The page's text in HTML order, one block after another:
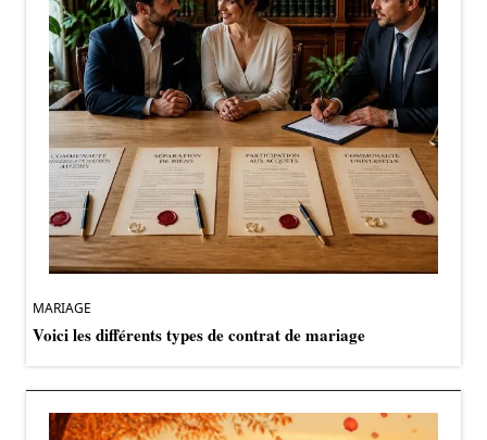
MARIAGE
Voici les différents types de contrat de mariage